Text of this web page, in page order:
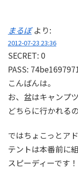
まるぼ より:
2012-07-23 23:36
SECRET: 0
PASS:
こんばんは。
お、盆はキャンプ
どちらに行かれる
ではちょこっとア
テントは本番前に
スピーディーです！